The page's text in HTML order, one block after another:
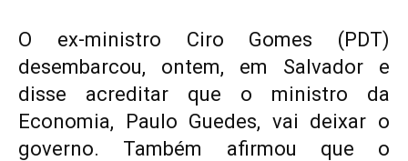
O ex-ministro Ciro Gomes (PDT)
desembarcou, ontem, em Salvador e
disse acreditar que o ministro da
Economia, Paulo Guedes, vai deixar o
governo. Também afirmou que o